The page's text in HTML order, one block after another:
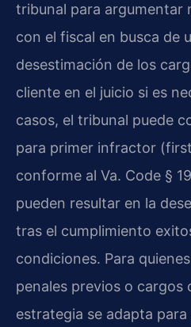
tribunal para argumentar
con el fiscal en busca de
desestimación de los
cliente en el juicio si es
casos, el tribunal puede
para primer infractor
conforme al Va. Code §
pueden resultar en la
tras el cumplimiento
condiciones. Para
penales previos o cargos
estrategia se adapta